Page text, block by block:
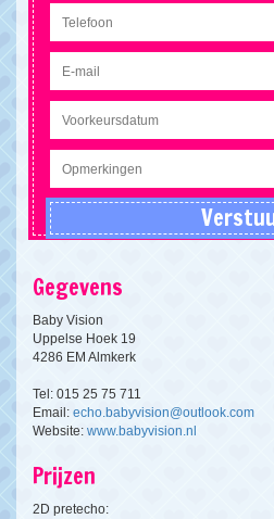
Gegevens
Baby Vision
Uppelse Hoek 19
4286 EM Almkerk
Tel: 015 25 75 711
Email: echo.babyvision@outlook.com
Website: www.babyvision.nl
Prijzen
2D pretecho: